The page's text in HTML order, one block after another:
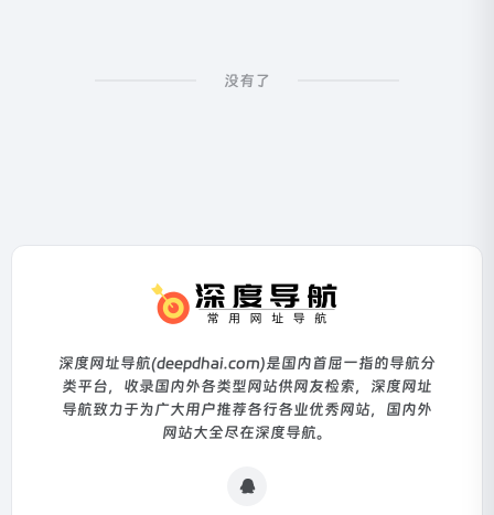
没有了
深度网址导航(deepdhai.com)是国内首屈一指的导航分
类平台，收录国内外各类型网站供网友检索，深度网址
导航致力于为广大用户推荐各行各业优秀网站，国内外
网站大全尽在深度导航。